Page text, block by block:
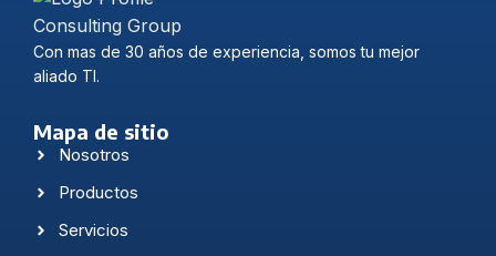
Con mas de 30 años de experiencia, somos tu mejor
aliado TI.
Mapa de sitio
Nosotros
Productos
Servicios